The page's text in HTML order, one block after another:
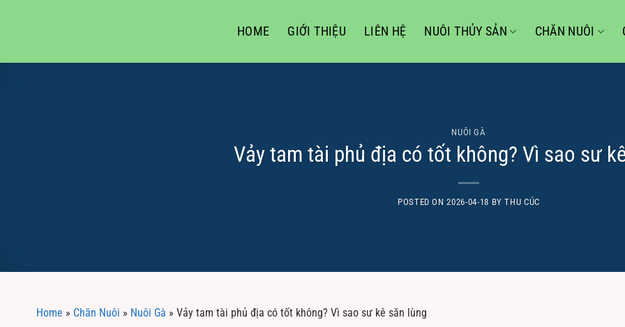
HOME GIỚI THIỆU LIÊN HỆ NUÔI THỦY SẢN CHĂN NUÔI
NUÔI GÀ
Vảy tam tài phủ địa có tốt không? Vì sao sư
POSTED ON2026-04-18 BYTHU CÚC
Home » Chăn Nuôi » Nuôi Gà » Vảy tam tài phủ địa có tốt không? Vì sao sư kê săn lùng